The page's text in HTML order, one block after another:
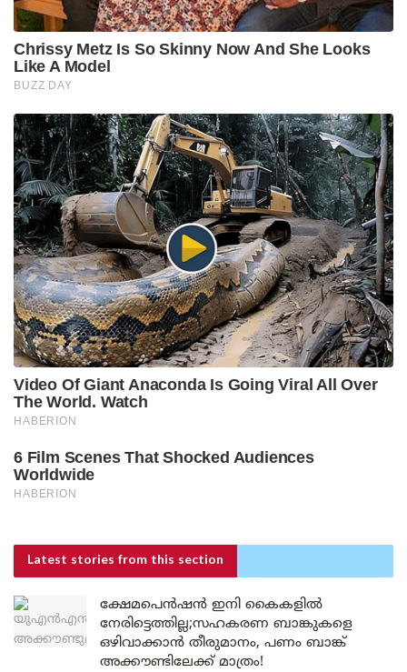
Latest stories from this section
ക്ഷേമപെൻഷൻ ഇനി കൈകളിൽ
നേരിട്ടെത്തില്ല;സഹകരണ ബാങ്കുകളെ
ഒഴിവാക്കാൻ തീരുമാനം, പണം ബാങ്ക്
അക്കൗണ്ടിലേക്ക് മാത്രം!